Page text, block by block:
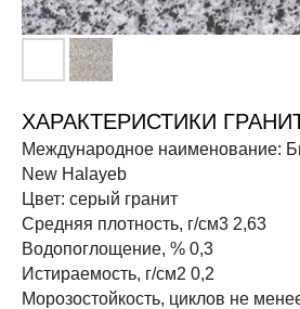
ХАРАКТЕРИСТИКИ
Международное наименование:
New Halayeb
Цвет: серый гранит
Средняя плотность, г/см3 2,63
Водопоглощение, % 0,3
Истираемость, г/см2 0,2
Морозостойкость, циклов не